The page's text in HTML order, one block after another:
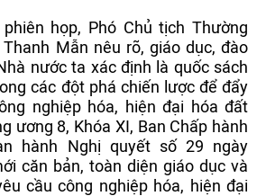
họp, Phó Chủ tịch Thường
Mẫn nêu rõ, giáo dục, đào
nước ta xác định là quốc sách
các đột phá chiến lược để đẩy
nghiệp hóa, hiện đại hóa đất
ương 8, Khóa XI, Ban Chấp hành
hành Nghị quyết số 29 ngày
căn bản, toàn diện giáo dục và
cầu công nghiệp hóa, hiện đại